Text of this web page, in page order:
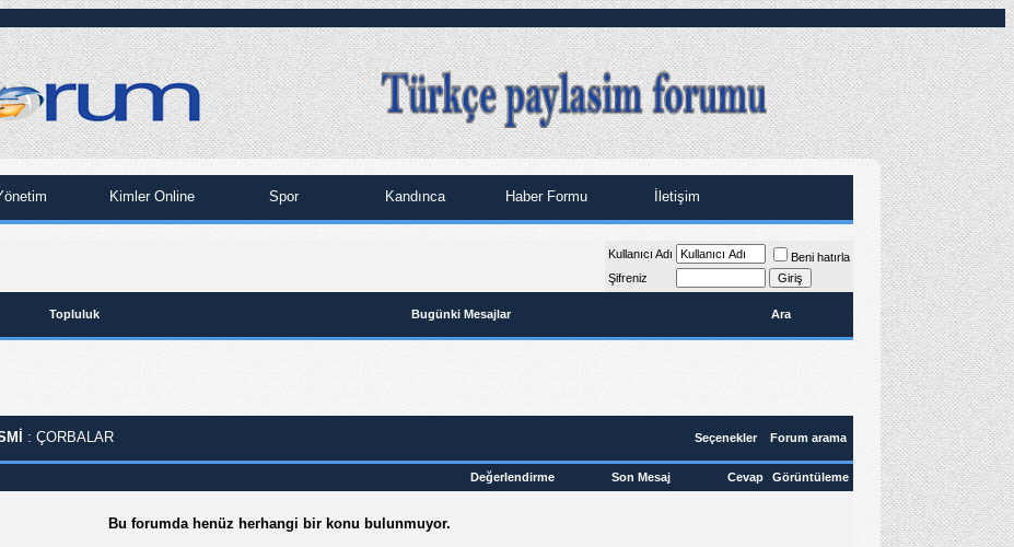
Kimler Online Spor Kandınca Haber Formu İletişim
Kullanıcı Adı
Beni hatırla
Şifreniz
Topluluk Bugünki Mesajlar Ara
: ÇORBALAR Seçenekler Forum arama
Değerlendirme Son Mesaj Cevap Görüntüleme
Bu forumda henüz herhangi bir konu bulunmuyor.